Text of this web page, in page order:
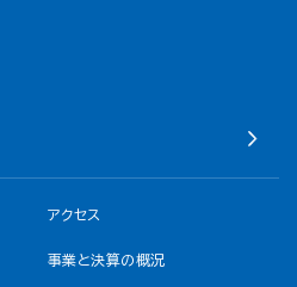
アクセス
事業と決算の概況